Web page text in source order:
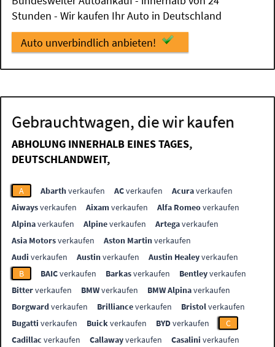
Stunden - Wir kaufen Ihr Auto in Deutschland
Auto unverbindlich anbieten!
Gebrauchtwagen, die wir kaufen
ABHOLUNG INNERHALB EINES TAGES,
DEUTSCHLANDWEIT,
A Abarthverkaufen ACverkaufen Acuraverkaufen
Aiwaysverkaufen Aixamverkaufen Alfa Romeoverkaufen
Alpinaverkaufen Alpineverkaufen Artegaverkaufen
Asia Motorsverkaufen Aston Martinverkaufen
Audi verkaufen Austinverkaufen Austin Healeyverkaufen
B
BAICverkaufen Barkasverkaufen Bentleyverkaufen
Bitterverkaufen BMWverkaufen BMW Alpinaverkaufen
Borgwardverkaufen Brillianceverkaufen Bristolverkaufen
Bugatti verkaufen Buickverkaufen BYDverkaufen
C
Cadillac verkaufen Callawayverkaufen Casalini verkaufen